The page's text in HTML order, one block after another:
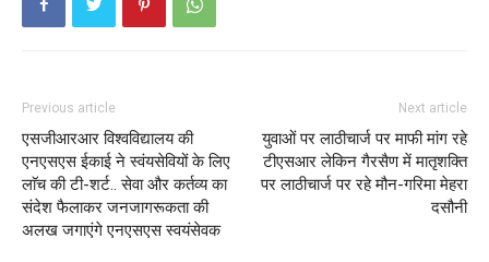
Previous article
एसजीआरआर विश्वविद्यालय की
एनएसएस ईकाई ने स्वंयसेवियों के लिए
लाॅच की टी-शर्ट.. सेवा और कर्तव्य का
संदेश फैलाकर जनजागरूकता की
अलख जगाएंगे एनएसएस स्वयंसेवक
Next article
युवाओं पर लाठीचार्ज पर माफी मांग रहे
टीएसआर लेकिन गैरसैण में मातृशक्ति
पर लाठीचार्ज पर रहे मौन-गरिमा मेहरा
दसौनी